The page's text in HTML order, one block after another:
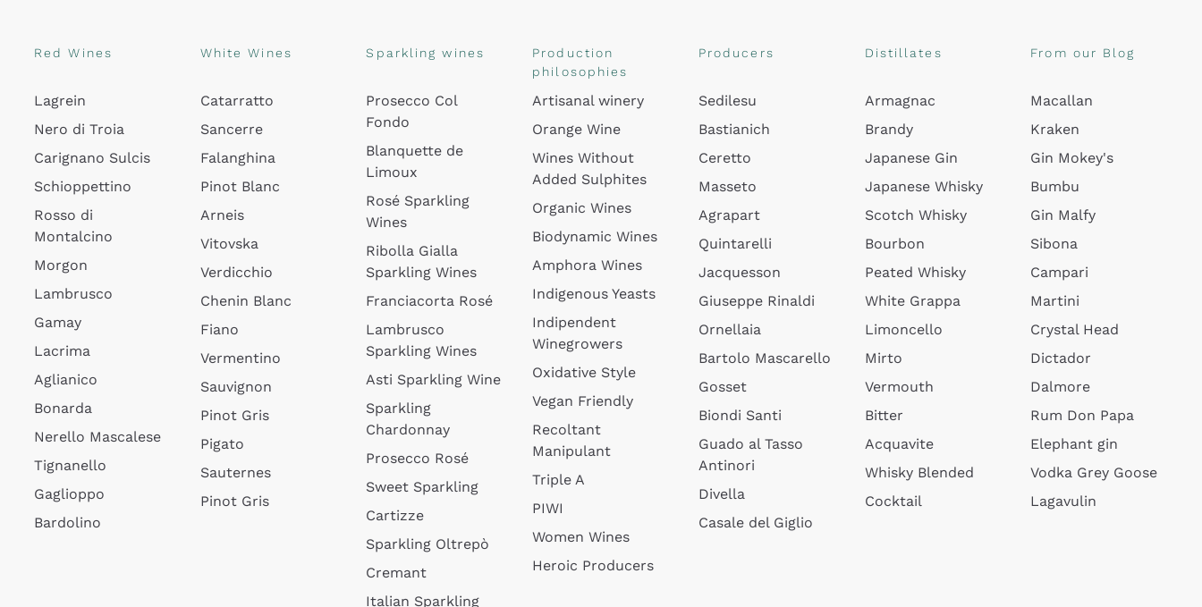
Red Wines
Lagrein
Nero di Troia
Carignano Sulcis
Schioppettino
Rosso di
Montalcino
Morgon
Lambrusco
Gamay
Lacrima
Aglianico
Bonarda
Nerello Mascalese
Tignanello
Gaglioppo
Bardolino
White Wines
Catarratto
Sancerre
Falanghina
Pinot Blanc
Arneis
Vitovska
Verdicchio
Chenin Blanc
Fiano
Vermentino
Sauvignon
Pinot Gris
Pigato
Sauternes
Pinot Gris
Sparkling wines
Prosecco Col
Fondo
Blanquette de
Limoux
Rosé Sparkling
Wines
Ribolla Gialla
Sparkling Wines
Franciacorta Rosé
Lambrusco
Sparkling Wines
Asti Sparkling Wine
Sparkling
Chardonnay
Prosecco Rosé
Sweet Sparkling
Cartizze
Sparkling Oltrepò
Cremant
Italian Sparkling
Production
philosophies
Artisanal winery
Orange Wine
Wines Without
Added Sulphites
Organic Wines
Biodynamic Wines
Amphora Wines
Indigenous Yeasts
Indipendent
Winegrowers
Oxidative Style
Vegan Friendly
Recoltant
Manipulant
Triple A
PIWI
Women Wines
Heroic Producers
Producers
Sedilesu
Bastianich
Ceretto
Masseto
Agrapart
Quintarelli
Jacquesson
Giuseppe Rinaldi
Ornellaia
Bartolo Mascarello
Gosset
Biondi Santi
Guado al Tasso
Antinori
Divella
Casale del Giglio
Distillates
Armagnac
Brandy
Japanese Gin
Japanese Whisky
Scotch Whisky
Bourbon
Peated Whisky
White Grappa
Limoncello
Mirto
Vermouth
Bitter
Acquavite
Whisky Blended
Cocktail
From our Blog
Macallan
Kraken
Gin Mokey's
Bumbu
Gin Malfy
Sibona
Campari
Martini
Crystal Head
Dictador
Dalmore
Rum Don Papa
Elephant gin
Vodka Grey Goose
Lagavulin